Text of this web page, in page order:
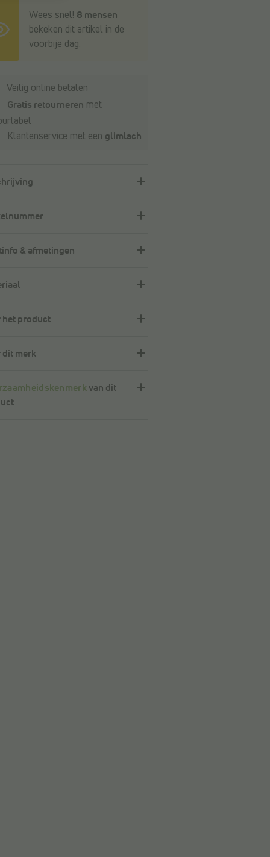
Wees snel! 8 mensen
bekeken dit artikel in de
voorbije dag.
Veilig online betalen
Gratis retourneren met
Klantenservice met een glimlach
& afmetingen
het product
dit merk
van dit